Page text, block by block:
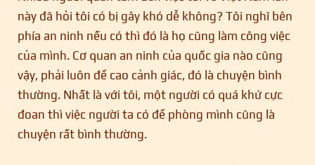
này đã hỏi tôi có bị gây khó dễ không? Tôi nghĩ bên
phía an ninh nếu có thì đó là họ cũng làm công việc
của mình. Cơ quan an ninh của quốc gia nào cũng
vậy, phải luôn đề cao cảnh giác, đó là chuyện bình
thường. Nhất là với tôi, một người có quá khứ cực
đoan thì việc người ta có đề phòng mình cũng là
chuyện rất bình thường.